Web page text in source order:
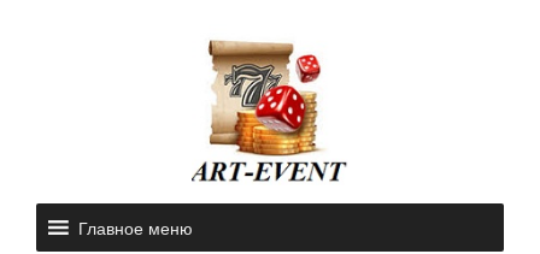
Главное меню